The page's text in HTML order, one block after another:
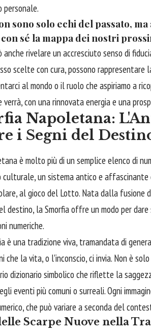
sono solo echi del passato,
sé la mappa dei nostri
anche rivelare un accresciuto senso di
scelte con cura, possono rappresentare
al mondo o il ruolo che aspiriamo a
con una rinnovata energia e una
Napoletana:
i Segni del
è molto più di un semplice elenco di
culturale, un sistema antico e
al gioco del Lotto. Nata dalla fusione
destino, la Smorfia offre un modo per
numeriche.
è una tradizione viva, tramandata di
che la vita, o l'inconscio, ci invia. Non è
dizionario simbolico che riflette la
eventi più comuni o surreali. Ogni
che può variare a seconda del
Scarpe Nuove nella